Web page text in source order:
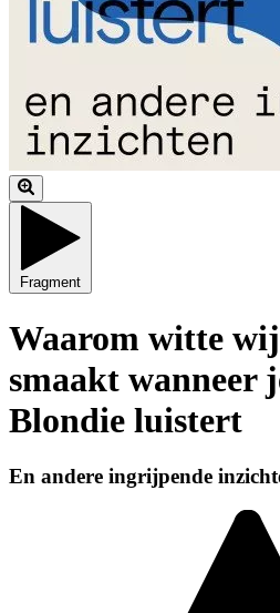
Fragment
Waarom witte
smaakt wanneer
Blondie luistert
En andere ingrijpende